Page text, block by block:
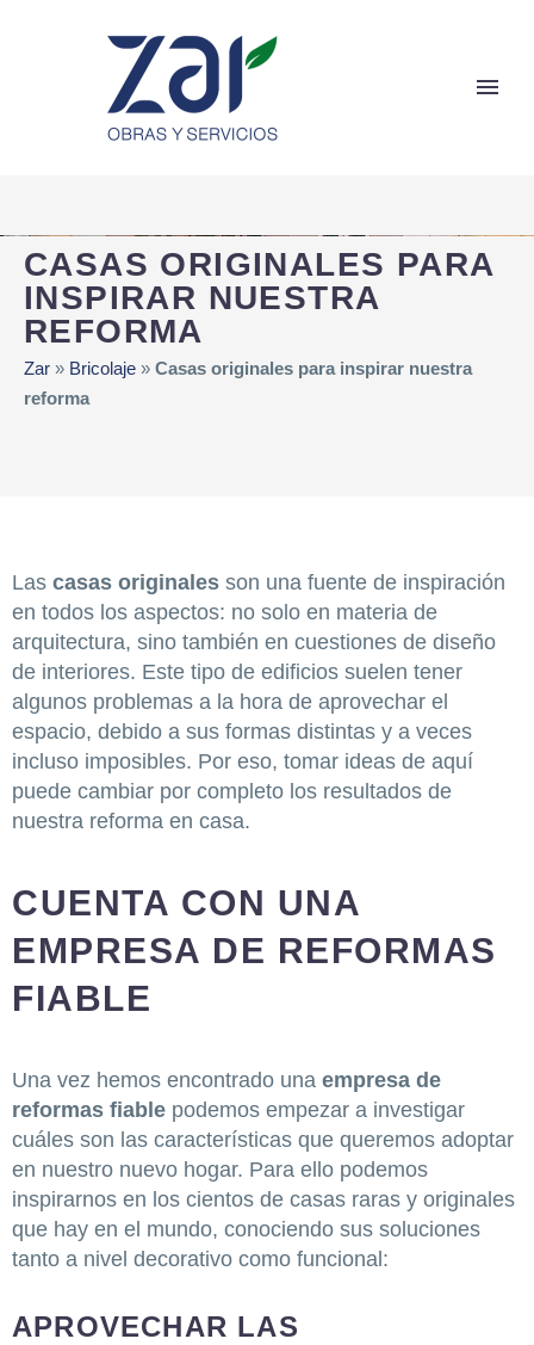
CASAS ORIGINALES PARA
INSPIRAR NUESTRA
REFORMA
Zar » Bricolaje » Casas originales para inspirar nuestra
reforma
Las casas originales son una fuente de inspiración
en todos los aspectos: no solo en materia de
arquitectura, sino también en cuestiones de diseño
de interiores. Este tipo de edificios suelen tener
algunos problemas a la hora de aprovechar el
espacio, debido a sus formas distintas y a veces
incluso imposibles. Por eso, tomar ideas de aquí
puede cambiar por completo los resultados de
nuestra reforma en casa.
CUENTA CON UNA
EMPRESA DE REFORMAS
FIABLE
Una vez hemos encontrado una empresa de
reformas fiable podemos empezar a investigar
cuáles son las características que queremos adoptar
en nuestro nuevo hogar. Para ello podemos
inspirarnos en los cientos de casas raras y originales
que hay en el mundo, conociendo sus soluciones
tanto a nivel decorativo como funcional:
APROVECHAR LAS